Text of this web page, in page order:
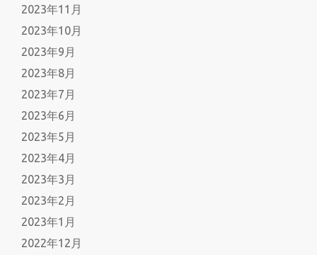
2023年11月
2023年10月
2023年9月
2023年8月
2023年7月
2023年6月
2023年5月
2023年4月
2023年3月
2023年2月
2023年1月
2022年12月